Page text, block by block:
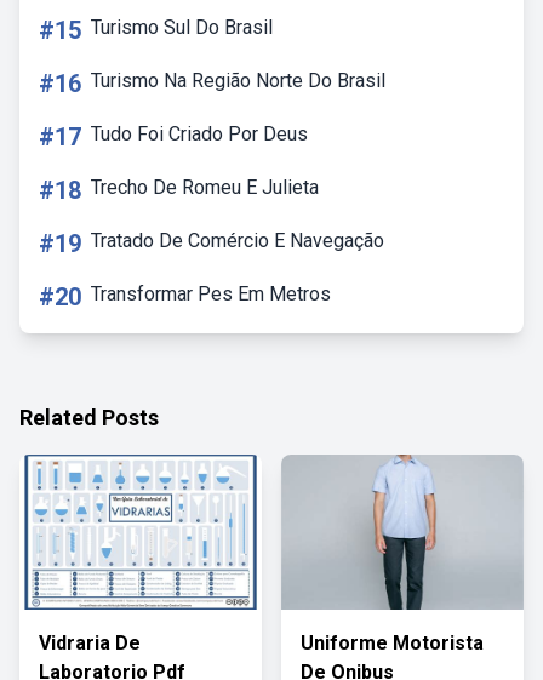
#15 Turismo Sul Do Brasil
#16 Turismo Na Região Norte Do Brasil
#17 Tudo Foi Criado Por Deus
#18 Trecho De Romeu E Julieta
#19 Tratado De Comércio E Navegação
#20 Transformar Pes Em Metros
Related Posts
Vidraria De
Laboratorio Pdf
Uniforme Motorista
De Onibus